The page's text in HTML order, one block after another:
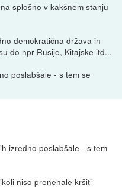
splošno v kakšnem stanju
demokratična država in
do npr Rusije, Kitajske itd...
poslabšale - s tem se
izredno poslabšale - s tem
niso prenehale kršiti